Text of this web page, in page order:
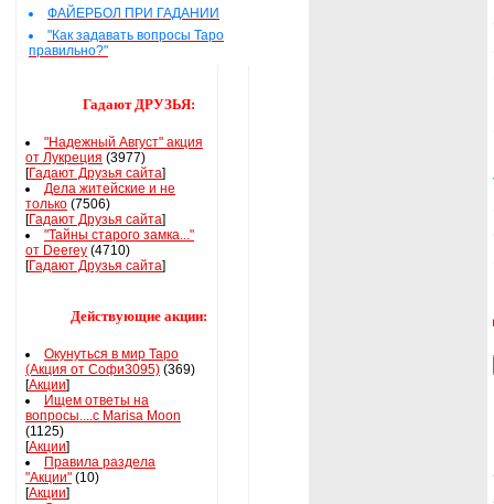
ФАЙЕРБОЛ ПРИ ГАДАНИИ
"Как задавать вопросы Таро
правильно?"
Гадают ДРУЗЬЯ:
"Надежный Август" акция
от Лукреция (3977)
[Гадают Друзья сайта]
Дела житейские и не
только (7506)
[Гадают Друзья сайта]
"Тайны старого замка..."
от Deerey (4710)
[Гадают Друзья сайта]
Действующие акции:
Окунуться в мир Таро
(Акция от Софи3095) (369)
[Акции]
Ищем ответы на
вопросы....с Marisa Moon
(1125)
[Акции]
Правила раздела
"Акции" (10)
[Акции]